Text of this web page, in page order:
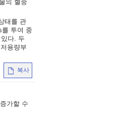
의 혈중
태를 관
투여 중
다. 두
용량부
복사
가할 수